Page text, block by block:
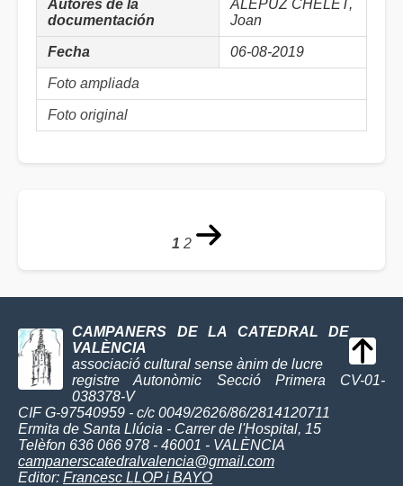
Autores de la
documentación
ALEPUZ CHELET,
Joan
Fecha 06-08-2019
Foto ampliada
Foto original
1 2
CAMPANERS DE LA CATEDRAL DE
VALÈNCIA
associació cultural sense ànim de lucre
registre Autonòmic Secció Primera CV-01-
038378-V
CIF G-97540959 - c/c 0049/2626/86/2814120711
Ermita de Santa Llúcia - Carrer de l'Hospital, 15
Telèfon 636 066 978 - 46001 - VALÈNCIA
campanerscatedralvalencia@gmail.com
Editor: Francesc LLOP i BAYO